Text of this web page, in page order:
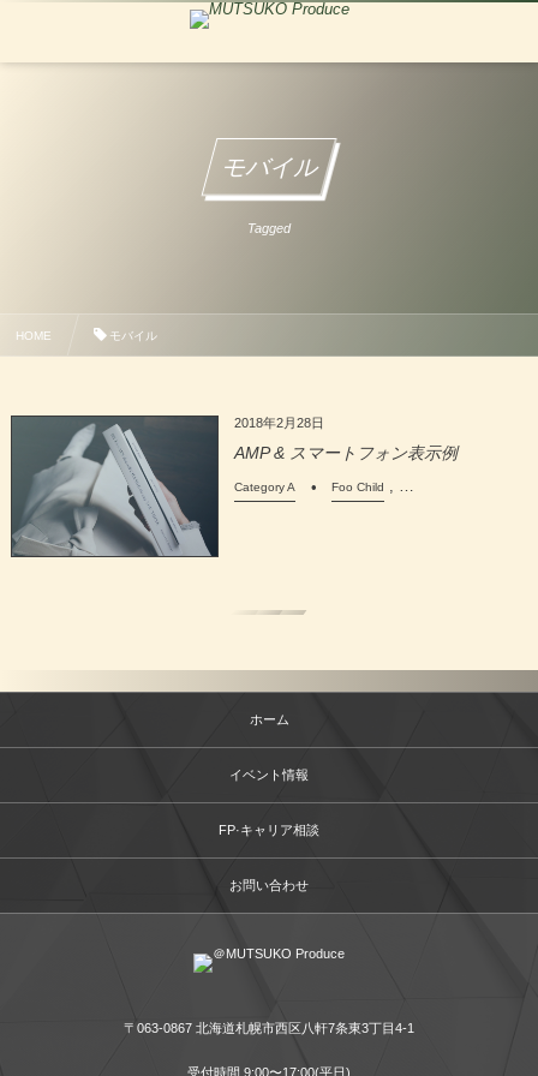
モバイル
Tagged
HOME モバイル
2018年2月28日
AMP & スマートフォン表示例
Category A Foo Child , …
ホーム
イベント情報
FP·キャリア相談
お問い合わせ
〒063-0867 北海道札幌市西区八軒7条東3丁目4-1
受付時間 9:00〜17:00(平日)